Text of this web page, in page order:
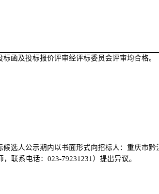
函及投标报价评审经评标委员会评审均合格。
选人公示期内以书面形式向招标人：重庆市黔
联系电话：023-79231231）提出异议。